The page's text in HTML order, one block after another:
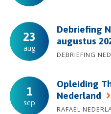
23
aug
Debriefing
augustus
DEBRIEFING
1
sep
Opleiding
Nederland
RAFAËL